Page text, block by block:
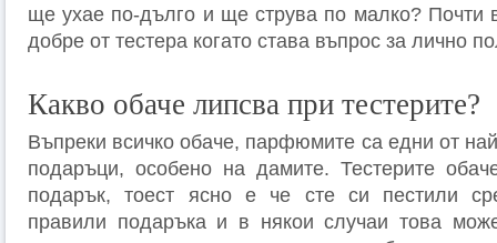
ще ухае по-дълго и ще струва по малко? Почти
добре от тестера когато става въпрос за лично
Какво обаче липсва при тестерите?
Въпреки всичко обаче, парфюмите са едни от
подаръци, особено на дамите. Тестерите
подарък, тоест ясно е че сте си пестили
правили подаръка и в някои случаи това